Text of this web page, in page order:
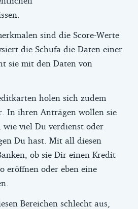
sind die Score-Werte
die Schufa die Daten einer
sie mit den Daten von
holen sich zudem
In ihren Anträgen wollen sie
wie viel Du verdienst oder
Du hast. Mit all diesen
ob sie Dir einen Kredit
eröffnen oder eben eine
Bereichen schlecht aus,